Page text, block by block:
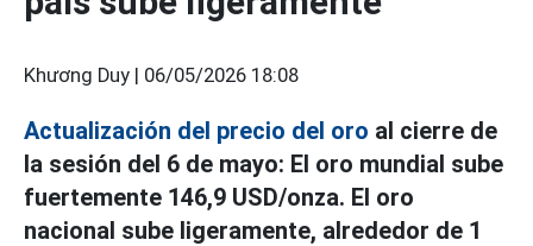
Khương Duy | 06/05/2026 18:08
Actualización del precio del oro al cierre de
la sesión del 6 de mayo: El oro mundial sube
fuertemente 146,9 USD/onza. El oro
nacional sube ligeramente, alrededor de 1